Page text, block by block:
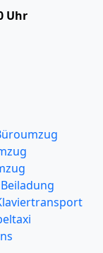
Uhr
Beiladung